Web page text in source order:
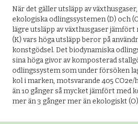
När det gäller utsläpp av växthusgaser,
ekologiska odlingssystemen (D) och
lägre utsläpp av växthusgaser
(K) vars höga utsläpp beror på
konstgödsel. Det biodynamiska
sina höga givor av komposterad
odlingssystem som under försöken
kol i marken, motsvarande 405 CO2e/
än 10 gånger så mycket jämfört med
mer än 3 gånger mer än ekologiskt